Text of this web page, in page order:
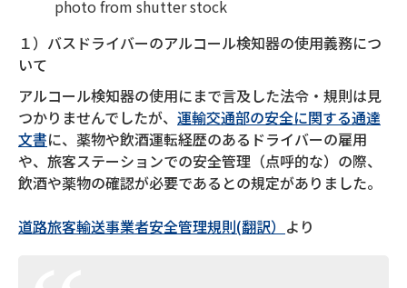
photo from shutter stock
１）バスドライバーのアルコール検知器の使用義務につ
いて
アルコール検知器の使用にまで言及した法令・規則は見
つかりませんでしたが、 運輸交通部の安全に関する通達
文書に、薬物や飲酒運転経歴のあるドライバーの雇用
や、旅客ステーションでの安全管理（点呼的な）の際、
飲酒や薬物の確認が必要であるとの規定がありました。
道路旅客輸送事業者安全管理規則(翻訳） より